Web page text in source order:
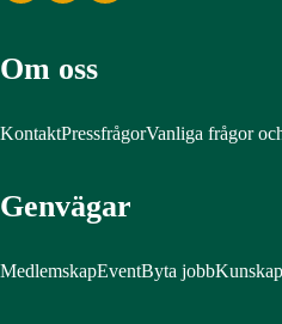
Om oss
KontaktPressfrågorVanliga frågor
Genvägar
MedlemskapEventByta jobbKunskap